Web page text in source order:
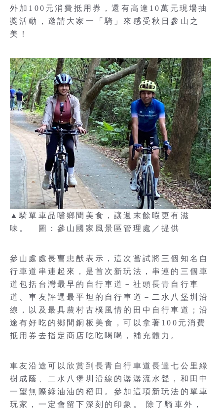
外加100元消費抵用券，還有高達10萬元現場抽
獎活動，邀請大家一「騎」來感受秋日參山之
美！
▲騎單車品嚐鄉間美食，讓週末餘暇更有滋
味。 圖：參山國家風景區管理處／提供
參山處處長曹忠猷表示，這次嘗試將三個知名自
行車道串連起來，是首次新玩法，串連的三個車
道包括台灣最早的自行車道－社頭長青自行車
道、車友評選最平坦的自行車道－二水八堡圳沿
線，以及最具農村古樸風情的田中自行車道；沿
途有好吃的鄉間銅板美食，可以拿著100元消費
抵用券去指定商店吃吃喝喝，補充體力。
車友沿途可以欣賞到長青自行車道長達七公里綠
樹成蔭、二水八堡圳沿線的潺潺流水聲，和田中
一望無際綠油油的稻田。參加這項新玩法的單車
玩家，一定會留下深刻的印象。 除了騎車外，